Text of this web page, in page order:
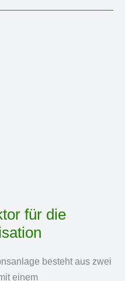
für die
besteht aus zwei
einem